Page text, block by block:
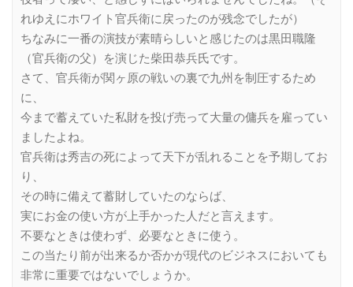
れゆえにホワイト官兵衛に戻ったのが残念でしたが）
ちなみに一番の演技が素晴らしいと感じたのは黒田職隆
（官兵衛の父）を演じた柴田恭兵氏です。
さて、官兵衛が関ヶ原の戦いの裏で九州を制圧するため
に、
今まで蓄えていた私財を投げ売って大量の傭兵を雇ってい
ましたよね。
官兵衛は秀吉の死によって天下が乱れることを予期してお
り、
その時に備えて蓄財していたのならば、
実にお金の使い方が上手かった人だと言えます。
不要なときは使わず、必要なときに使う。
この当たり前が出来るか否かが現代のビジネスにおいても
非常に重要ではないでしょうか。